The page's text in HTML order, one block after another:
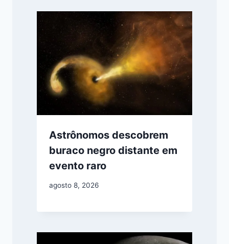
Astrônomos descobrem
buraco negro distante em
evento raro
agosto 8, 2026